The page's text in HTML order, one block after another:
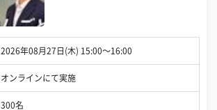
2026年08月27日(木) 15:00〜16:00
オンラインにて実施
300名